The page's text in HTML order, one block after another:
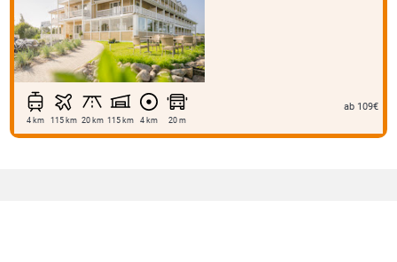
4 km 115 km 20 km 115 km 4 km 20 m
ab 109€